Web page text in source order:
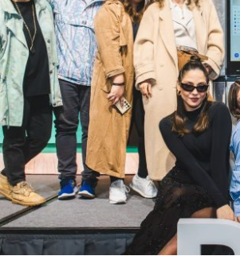
Andrea Essus 1 día ago